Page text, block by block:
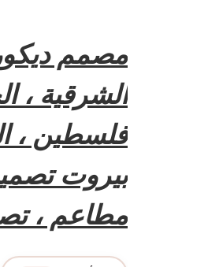
مصمم
الشرقية ،
فلسطين ،
بيروت
مطاعم ،